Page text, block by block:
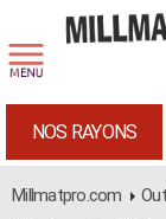
NOS RAYONS
Millmatpro.com